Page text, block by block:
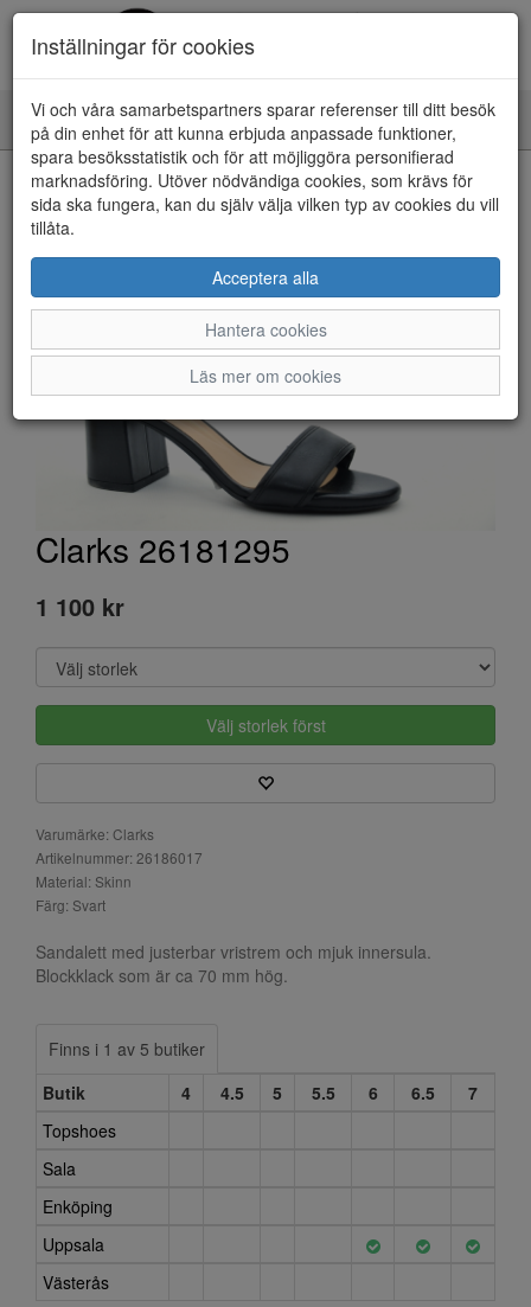
Toggle
navigation
HEM
Clarks 26181295
1 100 kr
Välj storlek först
Varumärke: Clarks
Artikelnummer: 26186017
Material: Skinn
Färg: Svart
Sandalett med justerbar vristrem och mjuk innersula.
Blockklack som är ca 70 mm hög.
Finns i 1 av 5 butiker
Butik
4 4.5 5 5.5 6 6.5
7
Topshoes
Sala
Enköping
Uppsala
Västerås
Inställningar för cookies
Vi och våra samarbetspartners sparar referenser till ditt besök
på din enhet för att kunna erbjuda anpassade funktioner,
spara besöksstatistik och för att möjliggöra personifierad
marknadsföring. Utöver nödvändiga cookies, som krävs för
sida ska fungera, kan du själv välja vilken typ av cookies du vill
tillåta.
Acceptera alla
Hantera cookies
Läs mer om cookies